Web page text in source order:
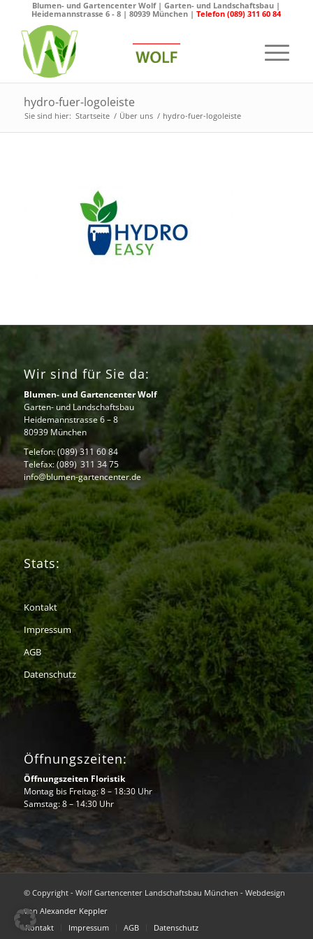
Blumen- und Gartencenter Wolf | Garten- und Landschaftsbau |
Heidemannstrasse 6 - 8 | 80939 München |Telefon (089) 311 60 84
hydro-fuer-logoleiste
Sie sind hier: Startseite / Über uns / hydro-fuer-logoleiste
Wir sind für Sie da:
Blumen- und Gartencenter Wolf
Garten- und Landschaftsbau
Heidemannstrasse 6 – 8
80939 München
Telefon:(089) 311 60 84
Telefax: (089) 311 34 75
info@blumen-gartencenter.de
Stats:
Kontakt
Impressum
AGB
Datenschutz
Öffnungszeiten:
Öffnungszeiten Floristik
Montag bis Freitag: 8 – 18:30 Uhr
Samstag: 8 – 14:30 Uhr
© Copyright - Wolf Gartencenter Landschaftsbau München - Webdesign
von Alexander Keppler
Kontakt
Impressum AGB Datenschutz